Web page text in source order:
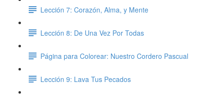
Lección 7: Corazón, Alma, y Mente
Lección 8: De Una Vez Por Todas
Página para Colorear: Nuestro Cordero Pascual
Lección 9: Lava Tus Pecados